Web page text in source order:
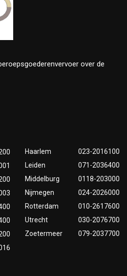
over de
Haarlem
023-2016100
Leiden
071-2036400
Middelburg
0118-203000
Nijmegen
024-2026000
Rotterdam
010-2617600
Utrecht
030-2076700
Zoetermeer
079-2037700